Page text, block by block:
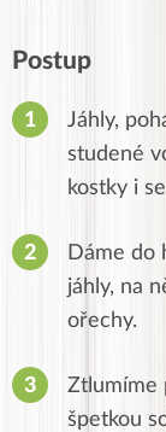
Postup
Jáhly,
studené
kostky i
Dáme do
jáhly, na
ořechy.
Ztlumíme
špetkou